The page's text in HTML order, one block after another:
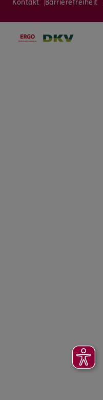
Kontakt Barrierefreiheit